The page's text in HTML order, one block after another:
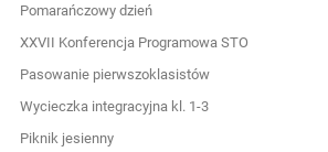
Pomarańczowy dzień
XXVII Konferencja Programowa STO
Pasowanie pierwszoklasistów
Wycieczka integracyjna kl. 1-3
Piknik jesienny